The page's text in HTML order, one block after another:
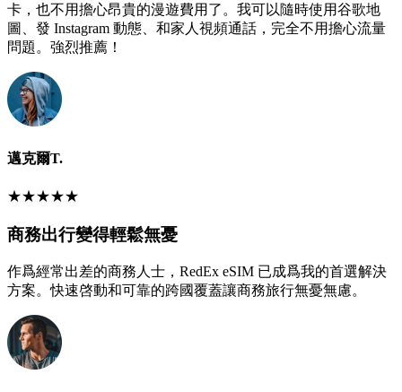
卡，也不用擔心昂貴的漫遊費用了。我可以隨時使用谷歌地
圖、發 Instagram 動態、和家人視頻通話，完全不用擔心流量
問題。強烈推薦！
邁克爾T.
★★★★★
商務出行變得輕鬆無憂
作爲經常出差的商務人士，RedEx eSIM 已成爲我的首選解決
方案。快速啓動和可靠的跨國覆蓋讓商務旅行無憂無慮。